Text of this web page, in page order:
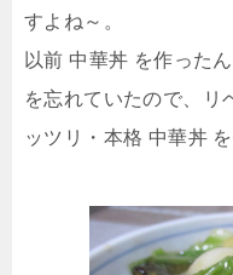
すよね～。
以前 中華丼 を作った
を忘れていたので、リ
ッツリ・本格 中華丼